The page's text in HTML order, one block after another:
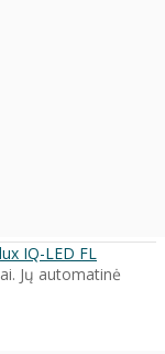
IQ-LED FL
Jų automatinė